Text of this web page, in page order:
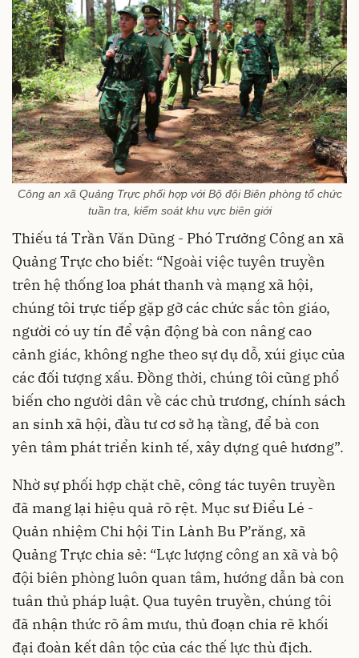
Công an xã Quảng Trực phối hợp với Bộ đội Biên phòng tổ chức
tuần tra, kiểm soát khu vực biên giới
Thiếu tá Trần Văn Dũng - Phó Trưởng Công an xã
Quảng Trực cho biết: “Ngoài việc tuyên truyền
trên hệ thống loa phát thanh và mạng xã hội,
chúng tôi trực tiếp gặp gỡ các chức sắc tôn giáo,
người có uy tín để vận động bà con nâng cao
cảnh giác, không nghe theo sự dụ dỗ, xúi giục của
các đối tượng xấu. Đồng thời, chúng tôi cũng phổ
biến cho người dân về các chủ trương, chính sách
an sinh xã hội, đầu tư cơ sở hạ tầng, để bà con
yên tâm phát triển kinh tế, xây dựng quê hương”.
Nhờ sự phối hợp chặt chẽ, công tác tuyên truyền
đã mang lại hiệu quả rõ rệt. Mục sư Điểu Lé -
Quản nhiệm Chi hội Tin Lành Bu P’răng, xã
Quảng Trực chia sẻ: “Lực lượng công an xã và bộ
đội biên phòng luôn quan tâm, hướng dẫn bà con
tuân thủ pháp luật. Qua tuyên truyền, chúng tôi
đã nhận thức rõ âm mưu, thủ đoạn chia rẽ khối
đại đoàn kết dân tộc của các thế lực thù địch.